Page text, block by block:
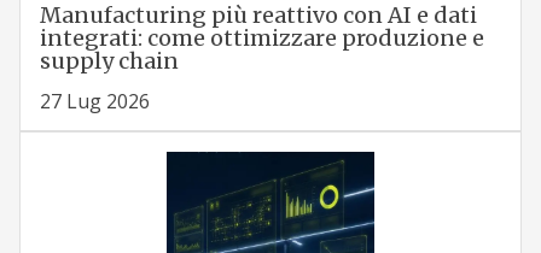
Manufacturing più reattivo con AI e dati
integrati: come ottimizzare produzione e
supply chain
27 Lug 2026